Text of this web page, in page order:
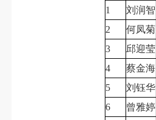
1
刘润智
2
何凤菊
3
邱迎莹
4
蔡金海
5
刘钰华
6
曾雅婷